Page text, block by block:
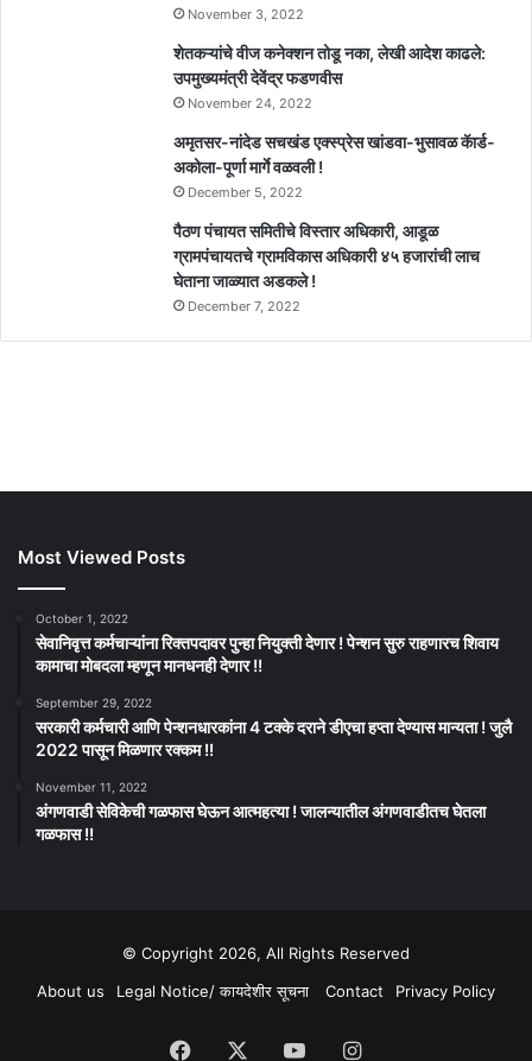
November 3, 2022
शेतकऱ्यांचे वीज कनेक्शन तोडू नका, लेखी आदेश काढले:
उपमुख्यमंत्री देवेंद्र फडणवीस
November 24, 2022
अमृतसर-नांदेड सचखंड एक्स्प्रेस खांडवा-भुसावळ कॅार्ड-
अकोला-पूर्णा मार्गे वळवली !
December 5, 2022
पैठण पंचायत समितीचे विस्तार अधिकारी, आडूळ
ग्रामपंचायतचे ग्रामविकास अधिकारी ४५ हजारांची लाच
घेताना जाळ्यात अडकले !
December 7, 2022
Most Viewed Posts
October 1, 2022
सेवानिवृत्त कर्मचाऱ्यांना रिक्तपदावर पुन्हा नियुक्ती देणार ! पेन्शन सुरु राहणारच शिवाय
कामाचा मोबदला म्हणून मानधनही देणार !!
September 29, 2022
सरकारी कर्मचारी आणि पेन्शनधारकांना 4 टक्के दराने डीएचा हप्ता देण्यास मान्यता ! जुलै
2022 पासून मिळणार रक्कम !!
November 11, 2022
अंगणवाडी सेविकेची गळफास घेऊन आत्महत्या ! जालन्यातील अंगणवाडीतच घेतला
गळफास !!
© Copyright 2026, All Rights Reserved
About us
Legal Notice/ कायदेशीर सूचना Contact Privacy Policy
Facebook YouTubeInstagram